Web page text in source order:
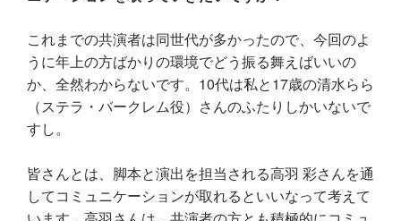
これまでの共演者は同世代が多かったので、今回のよ
うに年上の方ばかりの環境でどう振る舞えばいいの
か、全然わからないです。10代は私と17歳の清水らら
（ステラ・バークレム役）さんのふたりしかいないで
すし。
皆さんとは、脚本と演出を担当される高羽 彩さんを通
してコミュニケーションが取れるといいなって考えて